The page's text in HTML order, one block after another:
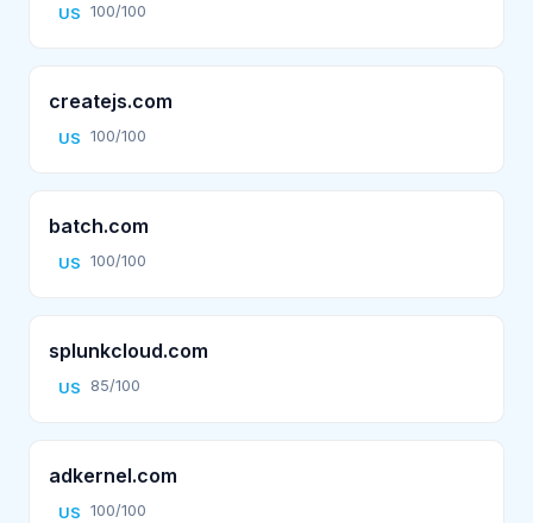
US 100/100
createjs.com
US 100/100
batch.com
US 100/100
splunkcloud.com
US 85/100
adkernel.com
US 100/100